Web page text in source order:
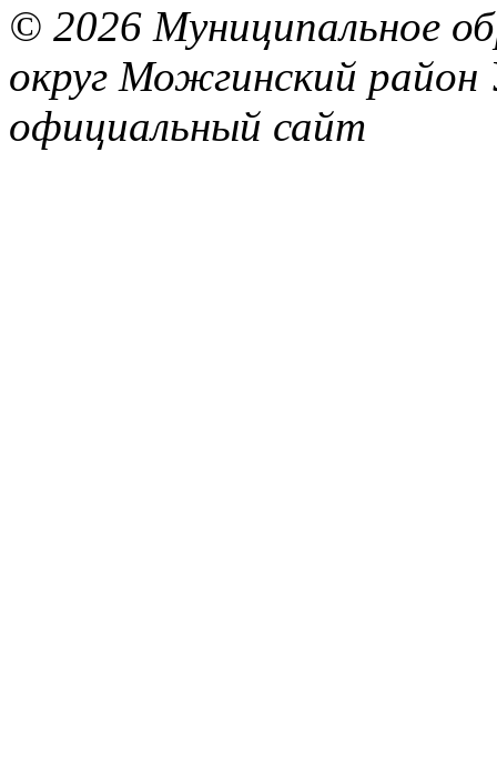
© 2026 Муниципальное
округ Можгинский район
официальный сайт